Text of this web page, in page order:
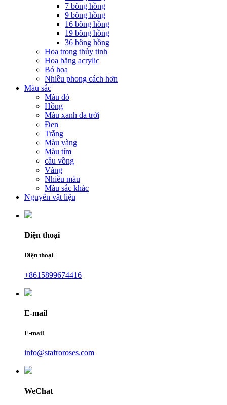
7 bông hồng
9 bông hồng
16 bông hồng
19 bông hồng
36 bông hồng
Hoa trong thủy tinh
Hoa bằng acrylic
Bó hoa
Nhiều phong cách hơn
Màu sắc
Màu đỏ
Hồng
Màu xanh da trời
Đen
Trắng
Màu vàng
Màu tím
cầu vồng
Vàng
Nhiều màu
Màu sắc khác
Nguyên vật liệu
Điện thoại
Điện thoại
+8615899674416
E-mail
E-mail
info@stafroroses.com
WeChat